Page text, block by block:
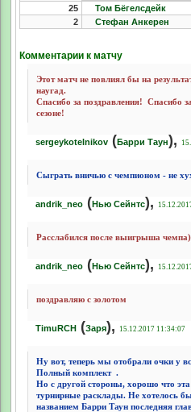
25
Том Бёгелсдейк
2
Стефан Анкерен
Комментарии к матчу
Этот матч не повлиял бы на
наугад.
Спасибо за поздравления! Спасибо
сезоне!
sergeykotelnikov(Барри Таун),
Сыграть вничью с чемпионом - не
andrik_neo(Нью Сейнтс),
Расслабился после выигрыша
andrik_neo(Нью Сейнтс),
поздравляю с золотом
TimuRCH(Заря), 15.12.2017 11:34:07
Ну вот, теперь мы отобрали очки у
Полный комплект .
Но с другой стороны, хорошо что
турнирные расклады. Не хотелось
названием Барри Таун последняя